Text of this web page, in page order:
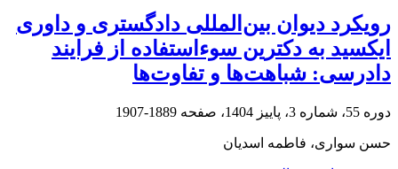
رویکرد دیوان بین‌المللی دادگستری و داوری
ایکسید به دکترین ‏سوءاستفاده از فرایند
دادرسی: شباهت‌ها و تفاوت‌ها
دوره 55، شماره 3، پاییز 1404، صفحه 1889-1907
حسن سواری، فاطمه اسدیان